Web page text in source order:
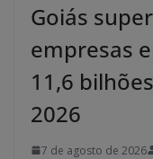
Goiás
empresas
11,6
2026
7 de agosto de 2026